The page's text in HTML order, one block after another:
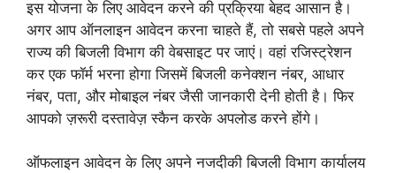
इस योजना के लिए आवेदन करने की प्रक्रिया बेहद आसान है।
अगर आप ऑनलाइन आवेदन करना चाहते हैं, तो सबसे पहले अपने
राज्य की बिजली विभाग की वेबसाइट पर जाएं। वहां रजिस्ट्रेशन
कर एक फॉर्म भरना होगा जिसमें बिजली कनेक्शन नंबर, आधार
नंबर, पता, और मोबाइल नंबर जैसी जानकारी देनी होती है। फिर
आपको ज़रूरी दस्तावेज़ स्कैन करके अपलोड करने होंगे।
ऑफलाइन आवेदन के लिए अपने नजदीकी बिजली विभाग कार्यालय